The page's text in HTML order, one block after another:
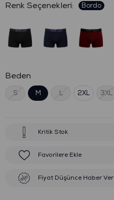
:
Beden
S M L 2XL 3XL
Kritik Stok
Favorilere Ekle
Fiyat Düşünce Haber Ver